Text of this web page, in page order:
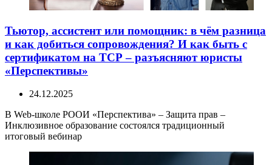
Тьютор, ассистент или помощник: в чём разница
и как добиться сопровождения? И как быть с
сертификатом на ТСР – разъясняют юристы
«Перспективы»
24.12.2025
В Web-школе РООИ «Перспектива» – Защита прав –
Инклюзивное образование состоялся традиционный
итоговый вебинар